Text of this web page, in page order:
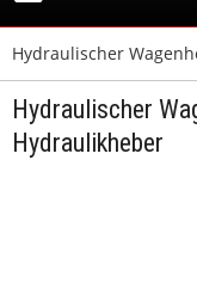
Hydraulischer
Hydraulischer
Hydraulikheber